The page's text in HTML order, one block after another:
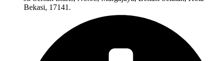
Bekasi, 17141.